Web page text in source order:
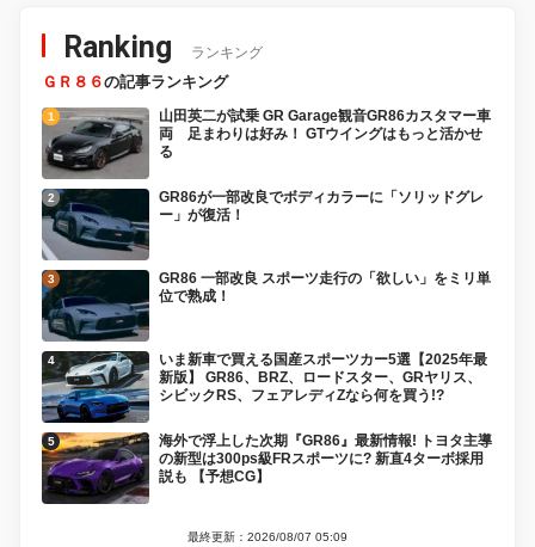
Ranking ランキング
ＧＲ８６の記事ランキング
山田英二が試乗 GR Garage観音GR86カスタマー車
両 足まわりは好み！ GTウイングはもっと活かせ
る
GR86が一部改良でボディカラーに「ソリッドグレ
ー」が復活！
GR86 一部改良 スポーツ走行の「欲しい」をミリ単
位で熟成！
いま新車で買える国産スポーツカー5選【2025年最
新版】 GR86、BRZ、ロードスター、GRヤリス、
シビックRS、フェアレディZなら何を買う!?
海外で浮上した次期『GR86』最新情報! トヨタ主導
の新型は300ps級FRスポーツに? 新直4ターボ採用
説も 【予想CG】
最終更新：2026/08/07 05:09